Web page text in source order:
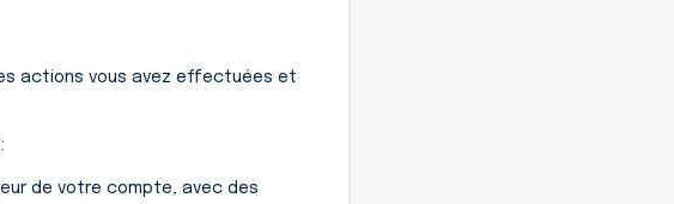
actions vous avez effectuées et
:
de votre compte, avec des